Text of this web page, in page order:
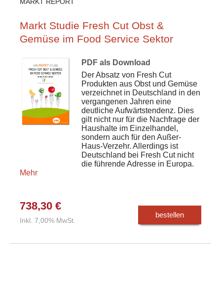
Markt Studie Fresh Cut Obst &
Gemüse im Food Service Sektor
PDF als Download
Der Absatz von Fresh Cut
Produkten aus Obst und Gemüse
verzeichnet in Deutschland in den
vergangenen Jahren eine
deutliche Aufwärtstendenz. Dies
gilt nicht nur für die Nachfrage der
Haushalte im Einzelhandel,
sondern auch für den Außer-
Haus-Verzehr. Allerdings ist
Deutschland bei Fresh Cut nicht
die führende Adresse in Europa.
Mehr
738,30 €
Inkl. 7,00% MwSt.
bestellen